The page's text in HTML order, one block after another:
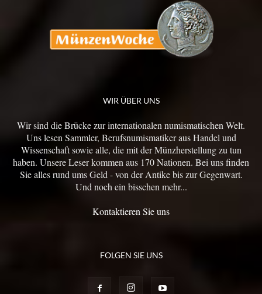
WIR ÜBER UNS
Wir sind die Brücke zur internationalen numismatischen Welt.
Uns lesen Sammler, Berufsnumismatiker aus Handel und
Wissenschaft sowie alle, die mit der Münzherstellung zu tun
haben. Unsere Leser kommen aus 170 Nationen. Bei uns finden
Sie alles rund ums Geld - von der Antike bis zur Gegenwart.
Und noch ein bisschen mehr...
Kontaktieren Sie uns
FOLGEN SIE UNS